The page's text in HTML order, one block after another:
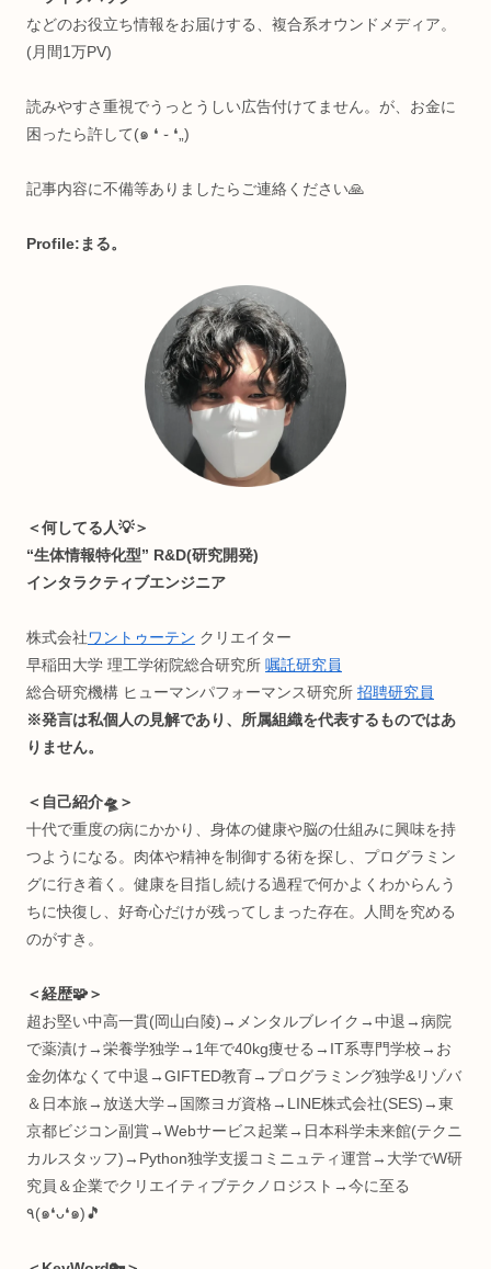
知的好奇心強めな人向けに
・プログラミング全般
・ヨガ/サウナ
・節約＆ポイ活
・ライフハック